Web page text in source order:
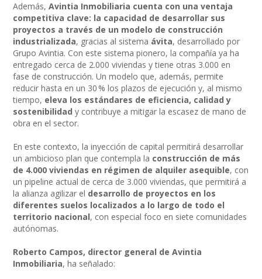
Además,Avintia Inmobiliaria cuenta con una ventaja
competitiva clave: la capacidad de desarrollar sus
proyectos a través de un modelo de construcción
industrializada, gracias al sistema ávita, desarrollado por
Grupo Avintia. Con este sistema pionero, la compañía ya ha
entregado cerca de 2.000 viviendas y tiene otras 3.000 en
fase de construcción. Un modelo que, además, permite
reducir hasta en un 30 % los plazos de ejecución y, al mismo
tiempo, eleva los estándares de eficiencia, calidad y
sostenibilidad y contribuye a mitigar la escasez de mano de
obra en el sector.
En este contexto, la inyección de capital permitirá desarrollar
un ambicioso plan que contempla la construcción de más
de 4.000 viviendas en régimen de alquiler asequible, con
un pipeline actual de cerca de 3.000 viviendas, que permitirá a
la alianza agilizar el desarrollo de proyectos en los
diferentes suelos localizados a lo largo de todo el
territorio nacional, con especial foco en siete comunidades
autónomas.
Roberto Campos, director general de Avintia
Inmobiliaria, ha señalado: